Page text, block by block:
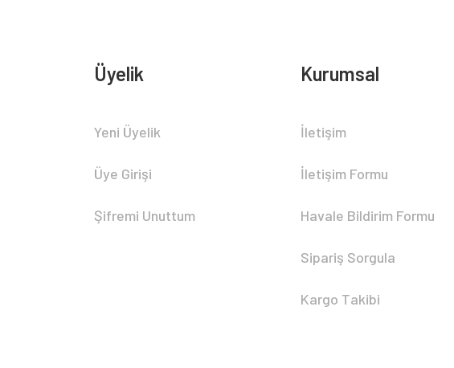
Üyelik
Yeni Üyelik
Üye Girişi
Şifremi Unuttum
Kurumsal
İletişim
İletişim Formu
Havale Bildirim Formu
Sipariş Sorgula
Kargo Takibi